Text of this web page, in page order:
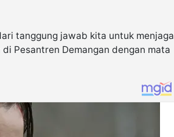
tanggung jawab kita untuk menjaga
Pesantren Demangan dengan mata